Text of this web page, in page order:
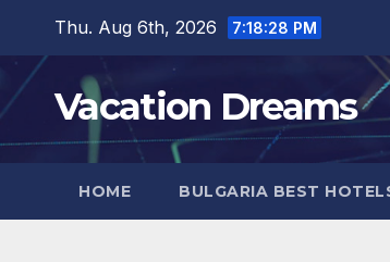
content
Thu. Aug 6th, 2026 7:18:29 PM
Vacation Dreams
HOME BULGARIA BEST